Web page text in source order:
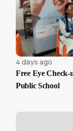
4 days ago
Free Eye
Public School